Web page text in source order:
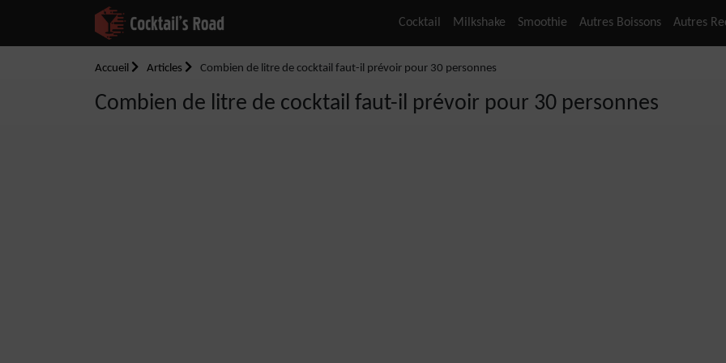
Cocktail Milkshake Smoothie Autres Boissons Autres
Accueil Articles Combien de litre de cocktail faut-il prévoir pour 30 personnes
Combien de litre de cocktail faut-il prévoir pour 30 personnes